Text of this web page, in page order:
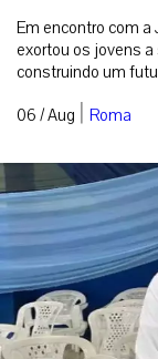
Em encontro com
exortou os jovens
construindo um
06 / Aug | Roma